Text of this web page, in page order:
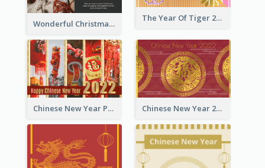
The Year Of Tiger 2022 Golden Greeting Card
Wonderful Christmas Greeting Card
Chinese New Year Photo Greeting Card Chinese New Year 2022 Golden Greeting Card